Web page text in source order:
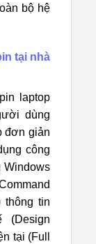
bộ hệ
tại nhà
laptop
dùng
đơn giản
công
Windows
thông tin
tại (Full